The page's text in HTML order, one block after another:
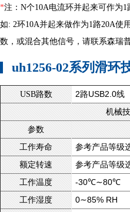
*注：N个10A电流环并起来可作为
如: 2环10A并起来做作为1路20A使
数，或混合其他信号，请联系森瑞
uh1256-02系列滑环
USB路数 2路USB2.0线
机械
参数
工作寿命
参考产品等级
额定转速 参考产品等级
工作温度 -30℃∼80℃
工作湿度 0∼85% RH